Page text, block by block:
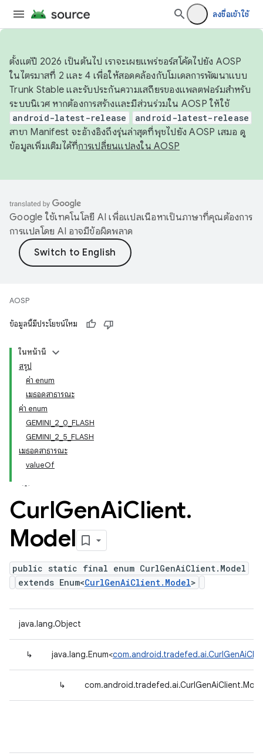
ลงชื่อเข้าใช้
ตั้งแต่ปี 2026 เป็นต้นไป เราจะเผยแพร่ซอร์สโค้ดไปยัง AOSP
ในไตรมาสที่ 2 และ 4 เพื่อให้สอดคล้องกับโมเดลการพัฒนาแบบ
Trunk Stable และรับประกันความเสถียรของแพลตฟอร์มสำหรับ
ระบบนิเวศ หากต้องการสร้างและมีส่วนร่วมใน AOSP ให้ใช้
android-latest-release android-latest-release
สาขา Manifest จะอ้างอิงถึงรุ่นล่าสุดที่พุชไปยัง AOSP เสมอ ดู
ข้อมูลเพิ่มเติมได้ที่การเปลี่ยนแปลงใน AOSP
Google ใช้เทคโนโลยี AI เพื่อแปลเนื้อหาเป็นภาษาที่คุณต้องการ
การแปลโดย AI อาจมีข้อผิดพลาด
AOSP
ข้อมูลนี้มีประโยชน์ไหม
ในหน้านี้
สรุป
ค่า enum
เมธอดสาธารณะ
ค่า enum
GEMINI_2_0_FLASH
GEMINI_2_5_FLASH
เมธอดสาธารณะ
valueOf
CurlGenAiClient.
Model
public static final enum CurlGenAiClient.Model
extends Enum<CurlGenAiClient.Model>
java.lang.Object
↳ java.lang.Enum<
↳